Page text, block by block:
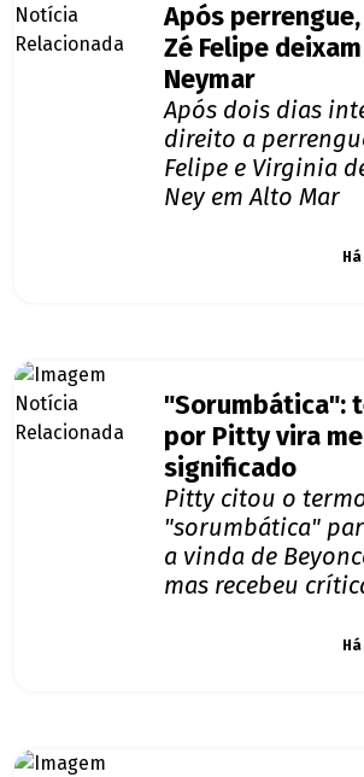
Após
Zé Felipe
Neymar
Após dois dias
direito a
Felipe e Virginia
Ney em Alto Mar
"Sorumbática":
por Pitty vira
significado
Pitty citou o
"sorumbática"
a vinda de
mas recebeu